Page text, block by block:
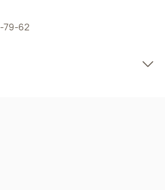
79-62